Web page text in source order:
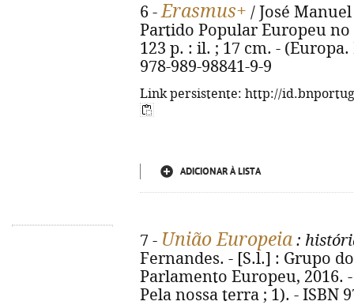
6 -Erasmus+ / José
Partido Popular Europeu
123 p. : il. ; 17 cm. -
978-989-98841-9-9
Link persistente: http://
ADICIONAR À LISTA
7 - União Europeia :
Fernandes. - [S.l.] : Grupo
Parlamento Europeu, 2016.
Pela nossa terra ; 1). - ISBN